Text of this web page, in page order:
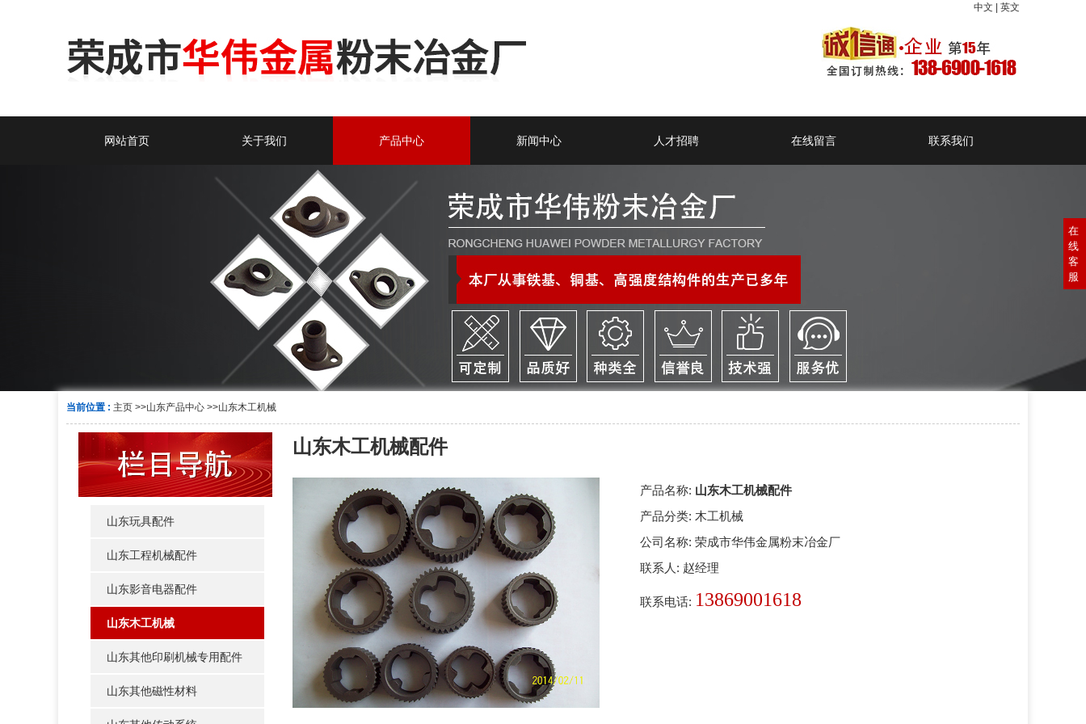
中文 英文
网站首页 关于我们 产品中心 新闻中心 人才招聘 在线留言 联系我们
当前位置 : 主页 >>山东产品中心 >>山东木工机械
山东玩具配件
山东工程机械配件
山东影音电器配件
山东木工机械
山东其他印刷机械专用配件
山东其他磁性材料
山东木工机械配件
产品名称: 山东木工机械配件
产品分类: 木工机械
公司名称: 荣成市华伟金属粉末冶金厂
联系人: 赵经理
联系电话: 13869001618
在
线
客
服